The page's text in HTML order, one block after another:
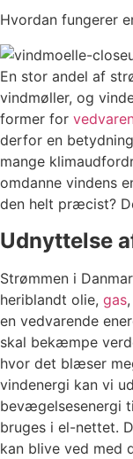
Hvordan fungerer
En stor andel af
vindmøller, og
former for
derfor en
mange
omdanne vindens
den helt præcist?
Udnyttelse
Strømmen i
heriblandt olie, gas
en vedvarende
skal bekæmpe
hvor det blæser
vindenergi kan vi
bevægelsesenergi
bruges i el-nettet.
kan blive ved med